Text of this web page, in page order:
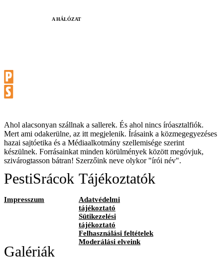
A HÁLÓZAT
Ahol alacsonyan szállnak a sallerek. És ahol nincs íróasztalfiók.
Mert ami odakerülne, az itt megjelenik. Írásaink a közmegegyezéses
hazai sajtóetika és a Médiaalkotmány szellemisége szerint
készülnek. Forrásainkat minden körülmények között megóvjuk,
szivárogtasson bátran! Szerzőink neve olykor "írói név".
PestiSrácok
Impresszum
Tájékoztatók
Adatvédelmi
tájékoztató
Sütikezelési
tájékoztató
Felhasználási feltételek
Moderálási elveink
Galériák